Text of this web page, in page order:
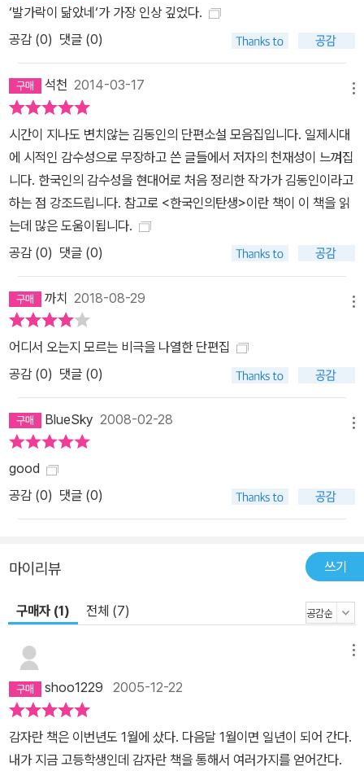
‘발가락이 닮았네‘가 가장 인상 깊었다.
공감 (0) 댓글 (0)
석천 2014-03-17
시간이 지나도 변치않는 김동인의 단편소설 모음집입니다. 일제시대
에 시적인 감수성으로 무장하고 쓴 글들에서 저자의 천재성이 느껴집
니다. 한국인의 감수성을 현대어로 처음 정리한 작가가 김동인이라고
하는 점 강조드립니다. 참고로 <한국인의탄생>이란 책이 이 책을 읽
는데 많은 도움이됩니다.
공감 (0) 댓글 (0)
까치 2018-08-29
어디서 오는지 모르는 비극을 나열한 단편집
공감 (0) 댓글 (0)
BlueSky 2008-02-28
good
공감 (0) 댓글 (0)
마이리뷰 쓰기
구매자 (1) 전체 (7)
shoo1229 2005-12-22
감자란 책은 이번년도 1월에 샀다. 다음달 1월이면 일년이 되어 간다.
내가 지금 고등학생인데 감자란 책을 통해서 여러가지를 얻어간다.